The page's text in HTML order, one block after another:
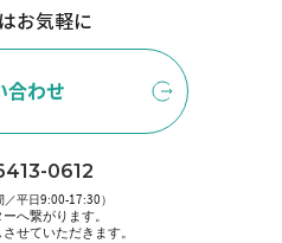
お気軽に
合わせ
0612
／平日9:00-17:30）
へ繋がります。
せていただきます。